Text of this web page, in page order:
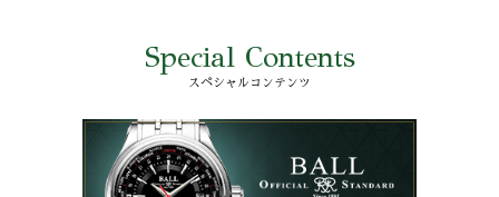
Special Contents
スペシャルコンテンツ